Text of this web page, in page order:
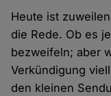
Heute ist
die Rede. Ob es
bezweifeln; aber
Verkündigung
den kleinen